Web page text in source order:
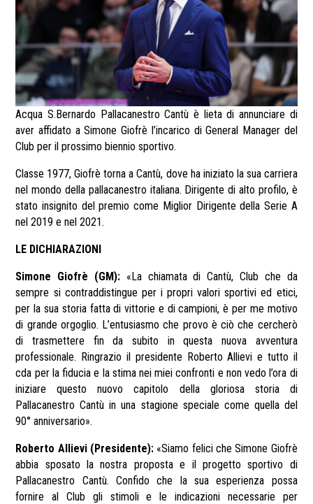
Acqua S.Bernardo Pallacanestro Cantù è lieta di annunciare di
aver affidato a Simone Giofrè l’incarico di General Manager del
Club per il prossimo biennio sportivo.
Classe 1977, Giofrè torna a Cantù, dove ha iniziato la sua carriera
nel mondo della pallacanestro italiana. Dirigente di alto profilo, è
stato insignito del premio come Miglior Dirigente della Serie A
nel 2019 e nel 2021.
LE DICHIARAZIONI
Simone Giofrè (GM): «La chiamata di Cantù, Club che da
sempre si contraddistingue per i propri valori sportivi ed etici,
per la sua storia fatta di vittorie e di campioni, è per me motivo
di grande orgoglio. L’entusiasmo che provo è ciò che cercherò
di trasmettere fin da subito in questa nuova avventura
professionale. Ringrazio il presidente Roberto Allievi e tutto il
cda per la fiducia e la stima nei miei confronti e non vedo l’ora di
iniziare questo nuovo capitolo della gloriosa storia di
Pallacanestro Cantù in una stagione speciale come quella del
90° anniversario».
Roberto Allievi (Presidente): «Siamo felici che Simone Giofrè
abbia sposato la nostra proposta e il progetto sportivo di
Pallacanestro Cantù. Confido che la sua esperienza possa
fornire al Club gli stimoli e le indicazioni necessarie per